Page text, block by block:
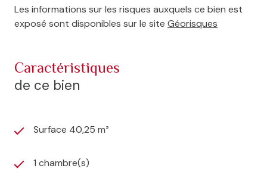
Les informations sur les risques auxquels ce bien est
exposé sont disponibles sur le site Géorisques
caractéristiques
de ce bien
Surface 40,25 m²
1 chambre(s)